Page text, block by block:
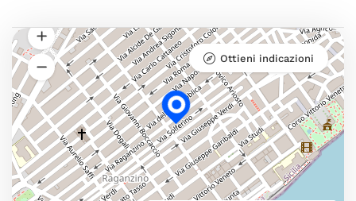
Ottieni indicazioni